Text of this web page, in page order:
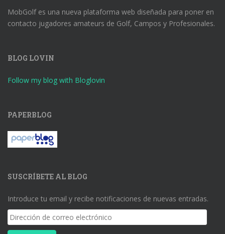
MobGolf es una nueva plataforma web diseñada para poner en
contacto jugadores amateurs de Golf, Campos y Profesionales.
BLOG LOVIN
Follow my blog with Bloglovin
PAPERBLOG
SUSCRÍBETE AL BLOG
Introduce tu email y recibe notificaciones de nuevas entradas.
Dirección
de